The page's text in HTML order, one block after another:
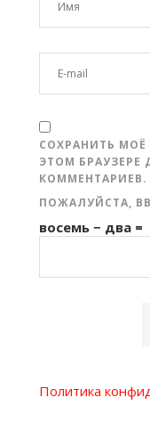
СОХРАНИТЬ МОЁ
ЭТОМ
КОММЕНТАРИЕВ.
ПОЖАЛУЙСТА,
восемь − два =
Политика